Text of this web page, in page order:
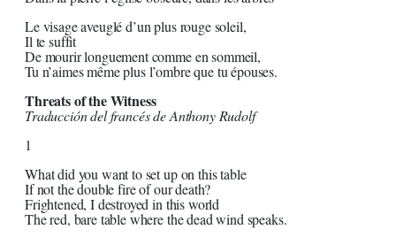
Le visage aveuglé d’un plus rouge soleil,
Il te suffit
De mourir longuement comme en sommeil,
Tu n’aimes même plus l’ombre que tu épouses.
Threats of the Witness
Traducción del francés de Anthony Rudolf
1
What did you want to set up on this table
If not the double fire of our death?
Frightened, I destroyed in this world
The red, bare table where the dead wind speaks.